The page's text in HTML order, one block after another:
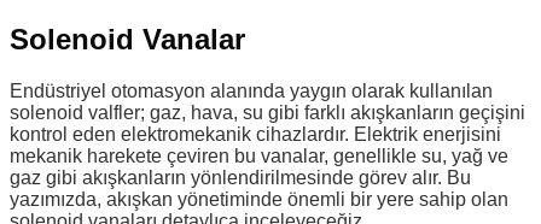
Solenoid Vanalar
Endüstriyel otomasyon alanında yaygın olarak kullanılan
solenoid valfler; gaz, hava, su gibi farklı akışkanların geçişini
kontrol eden elektromekanik cihazlardır. Elektrik enerjisini
mekanik harekete çeviren bu vanalar, genellikle su, yağ ve
gaz gibi akışkanların yönlendirilmesinde görev alır. Bu
yazımızda, akışkan yönetiminde önemli bir yere sahip olan